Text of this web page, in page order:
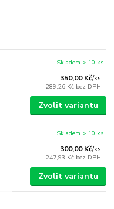
350,00 Kč/ks
289,26 Kč bez DPH
Skladem > 10 ks
Zvolit variantu
300,00 Kč/ks
247,93 Kč bez DPH
Skladem > 10 ks
Zvolit variantu